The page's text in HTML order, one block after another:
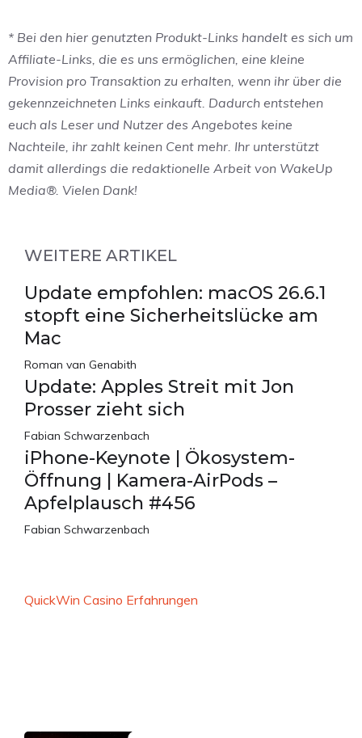
* Bei den hier genutzten Produkt-Links handelt es sich um
Affiliate-Links, die es uns ermöglichen, eine kleine
Provision pro Transaktion zu erhalten, wenn ihr über die
gekennzeichneten Links einkauft. Dadurch entstehen
euch als Leser und Nutzer des Angebotes keine
Nachteile, ihr zahlt keinen Cent mehr. Ihr unterstützt
damit allerdings die redaktionelle Arbeit von WakeUp
Media®. Vielen Dank!
WEITERE ARTIKEL
Update empfohlen: macOS 26.6.1
stopft eine Sicherheitslücke am
Mac
Roman van Genabith
Update: Apples Streit mit Jon
Prosser zieht sich
Fabian Schwarzenbach
iPhone-Keynote | Ökosystem-
Öffnung | Kamera-AirPods –
Apfelplausch #456
Fabian Schwarzenbach
QuickWin Casino Erfahrungen